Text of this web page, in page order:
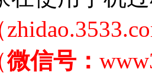
微信号：